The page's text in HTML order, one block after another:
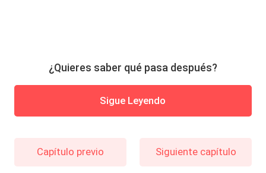
¿Quieres saber qué pasa después?
Sigue Leyendo
Capítulo previo Siguiente capítulo